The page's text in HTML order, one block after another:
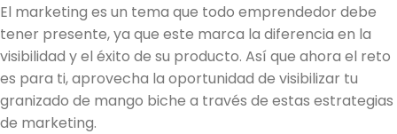
El marketing es un tema que todo emprendedor debe
tener presente, ya que este marca la diferencia en la
visibilidad y el éxito de su producto. Así que ahora el reto
es para ti, aprovecha la oportunidad de visibilizar tu
granizado de mango biche a través de estas estrategias
de marketing.